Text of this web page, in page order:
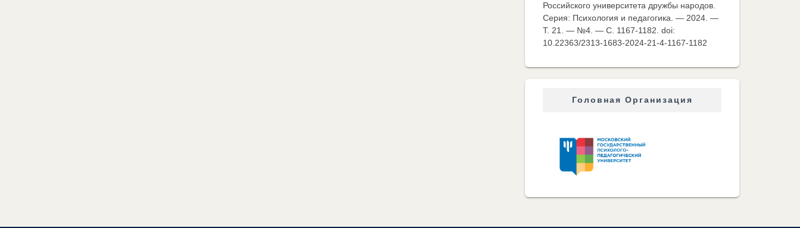
Российского университета дружбы народов.
Серия: Психология и педагогика. — 2024. —
Т. 21. — №4. — C. 1167-1182. doi:
10.22363/2313-1683-2024-21-4-1167-1182
Головная Организация